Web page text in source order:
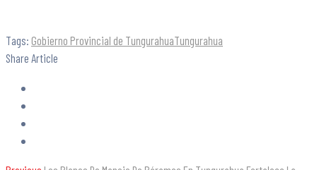
Tags: Gobierno Provincial de TungurahuaTungurahua
Share Article